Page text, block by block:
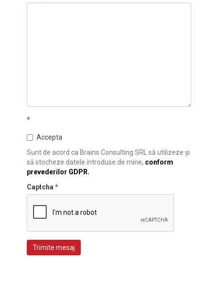
*
Accepta
Sunt de acord ca Brains Consulting SRL să utilizeze și
să stocheze datele introduse de mine, conform
prevederilor GDPR.
Captcha *
Trimite mesaj